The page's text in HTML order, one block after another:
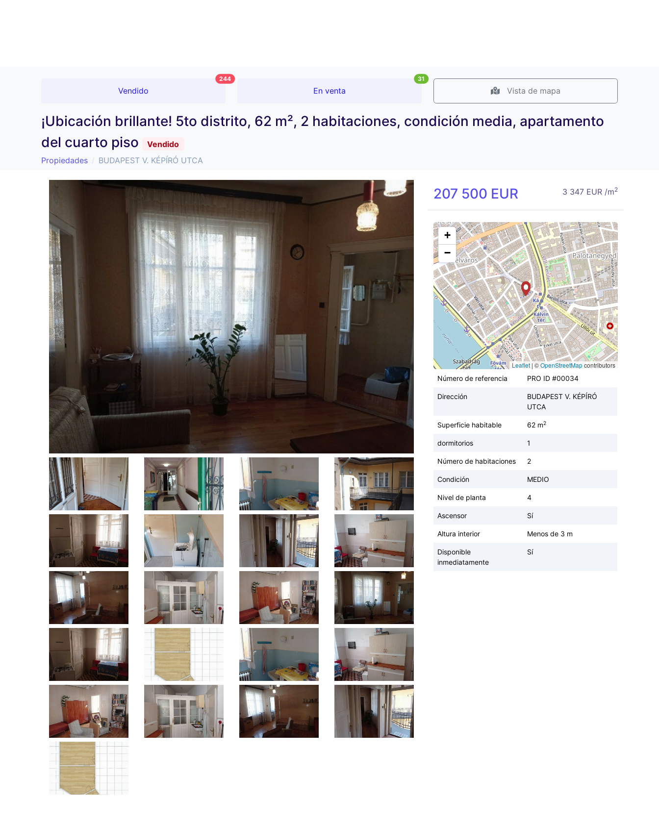
Vendido
244
En venta
31
Vista de mapa
¡Ubicación brillante! 5to distrito, 62 m², 2 habitaciones, condición media, apartamento
del cuarto piso
Vendido
Propiedades
BUDAPEST V. KÉPÍRÓ UTCA
207 500 EUR 3 347 EUR /m2
+
−
Leaflet | ©OpenStreetMapcontributors
Número de referencia
PRO ID #00034
Dirección
BUDAPEST V. KÉPÍRÓ
UTCA
Superficie habitable 62 m2
dormitorios 1
Número de habitaciones 2
Condición MEDIO
Nivel de planta 4
Ascensor Sí
Altura interior Menos de 3 m
Disponible
inmediatamente
Sí